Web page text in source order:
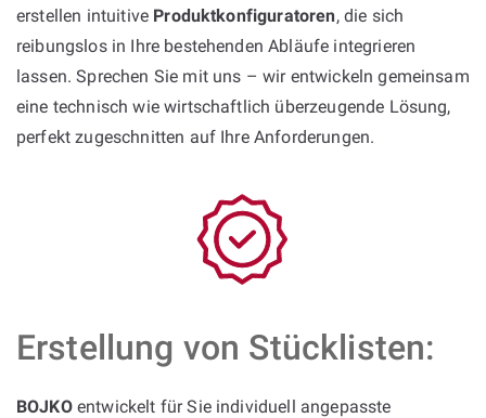
erstellen intuitive Produktkonfiguratoren, die sich
reibungslos in Ihre bestehenden Abläufe integrieren
lassen. Sprechen Sie mit uns – wir entwickeln gemeinsam
eine technisch wie wirtschaftlich überzeugende Lösung,
perfekt zugeschnitten auf Ihre Anforderungen.
Erstellung von Stücklisten:
BOJKOentwickelt für Sie individuell angepasste